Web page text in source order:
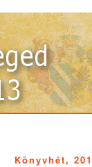
Könyvhét,